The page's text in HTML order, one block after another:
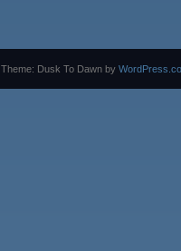
Theme: Dusk To Dawn by